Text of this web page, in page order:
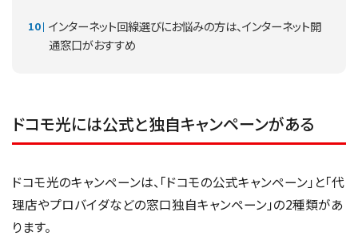
インターネット回線選びにお悩みの方は、インターネット開
通窓口がおすすめ
ドコモ光には公式と独自キャンペーンがある
ドコモ光のキャンペーンは、「ドコモの公式キャンペーン」と「代
理店やプロバイダなどの窓口独自キャンペーン」の2種類があ
ります。